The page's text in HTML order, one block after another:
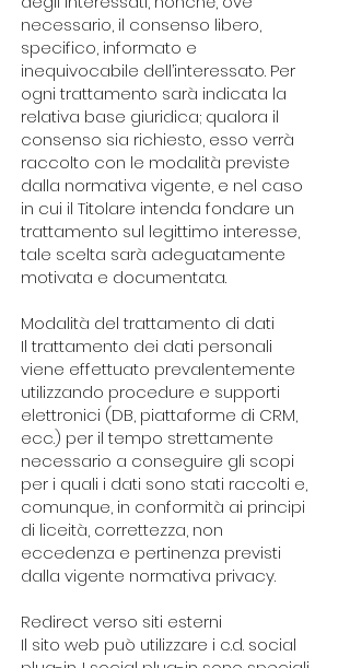
necessario, il consenso libero,
specifico, informato e
inequivocabile dell’interessato. Per
ogni trattamento sarà indicata la
relativa base giuridica; qualora il
consenso sia richiesto, esso verrà
raccolto con le modalità previste
dalla normativa vigente, e nel caso
in cui il Titolare intenda fondare un
trattamento sul legittimo interesse,
tale scelta sarà adeguatamente
motivata e documentata.​
Modalità del trattamento di dati
Il trattamento dei dati personali
viene effettuato prevalentemente
utilizzando procedure e supporti
elettronici (DB, piattaforme di CRM,
ecc.) per il tempo strettamente
necessario a conseguire gli scopi
per i quali i dati sono stati raccolti e,
comunque, in conformità ai principi
di liceità, correttezza, non
eccedenza e pertinenza previsti
dalla vigente normativa privacy.
Redirect verso siti esterni
Il sito web può utilizzare i c.d. social